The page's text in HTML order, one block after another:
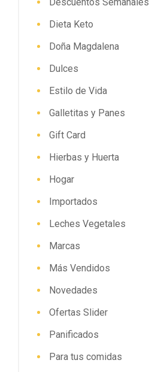
Dieta Keto
Doña Magdalena
Dulces
Estilo de Vida
Galletitas y Panes
Gift Card
Hierbas y Huerta
Hogar
Importados
Leches Vegetales
Marcas
Más Vendidos
Novedades
Ofertas Slider
Panificados
Para tus comidas